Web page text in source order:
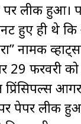
पर लीक हुआ।
हुए ही थे
नामक
29 फरवरी
पर पेपर लीक